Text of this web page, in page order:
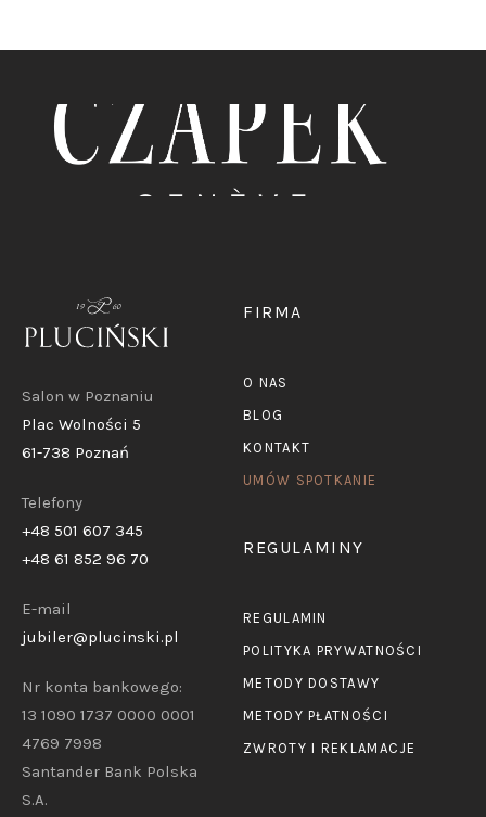
Salon w Poznaniu
Plac Wolności 5
61-738 Poznań
Telefony
+48 501 607 345
+48 61 852 96 70
E-mail
jubiler@plucinski.pl
Nr konta bankowego:
13 1090 1737 0000 0001
4769 7998
Santander Bank Polska
S.A.
FIRMA
O NAS
BLOG
KONTAKT
UMÓW SPOTKANIE
REGULAMINY
REGULAMIN
POLITYKA PRYWATNOŚCI
METODY DOSTAWY
METODY PŁATNOŚCI
ZWROTY I REKLAMACJE